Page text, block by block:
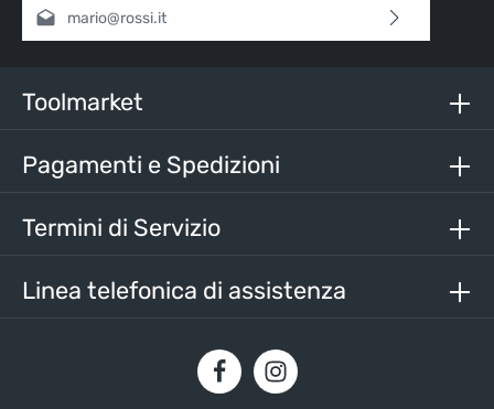
Indirizzo e-mail*
nostri termini e condizioni generali
Inserisci i caratteri sopra*
Linea telefonica di assistenza
Toolmarket
Pagamenti e Spedizioni
Termini di Servizio